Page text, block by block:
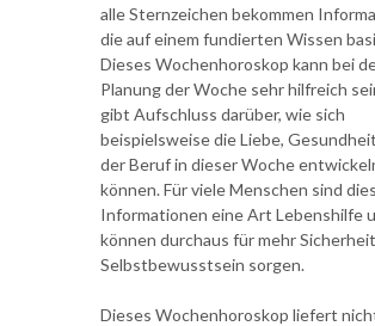
alle Sternzeichen bekommen
die auf einem fundierten Wissen
Dieses Wochenhoroskop kann bei
Planung der Woche sehr hilfreich
gibt Aufschluss darüber, wie sich
beispielsweise die Liebe,
der Beruf in dieser Woche
können. Für viele Menschen sind
Informationen eine Art Lebenshilfe
können durchaus für mehr
Selbstbewusstsein sorgen.
Dieses Wochenhoroskop liefert